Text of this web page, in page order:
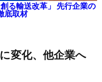
る輸送改革」 先行企業の
底取材